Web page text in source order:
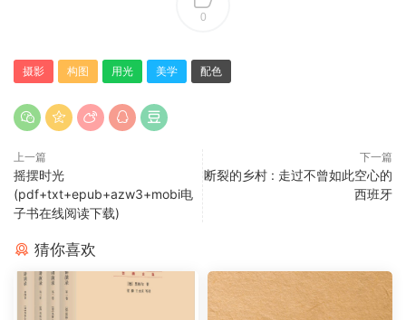
0
摄影 构图 用光 美学 配色
上一篇
摇摆时光
(pdf+txt+epub+azw3+mobi电
子书在线阅读下载)
下一篇
断裂的乡村 : 走过不曾如此空心的
西班牙
猜你喜欢